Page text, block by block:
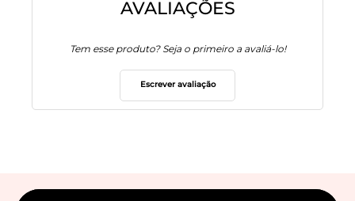
AVALIAÇÕES
Tem esse produto? Seja o primeiro a avaliá-lo!
Escrever avaliação